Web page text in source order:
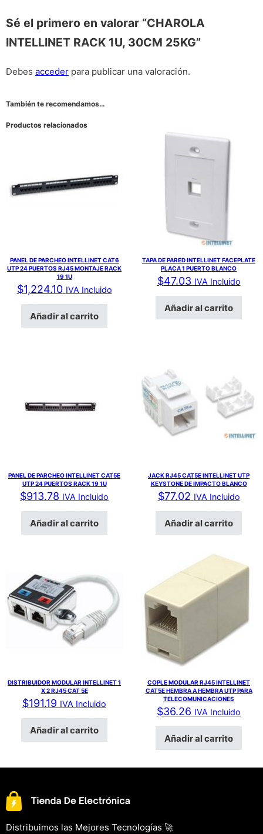
Sé el primero en valorar “CHAROLA
INTELLINET RACK 1U, 30CM 25KG”
Debes acceder para publicar una valoración.
También te recomendamos…
Productos relacionados
PANEL DE PARCHEO INTELLINET CAT6
UTP 24 PUERTOS RJ45 MONTAJE RACK
19 1U
$1,224.10 IVA Incluido
Añadir al carrito
TAPA DE PARED INTELLINET FACEPLATE
PLACA 1 PUERTO BLANCO
$47.03 IVA Incluido
Añadir al carrito
PANEL DE PARCHEO INTELLINET CAT5E
UTP 24 PUERTOS RACK 19 1U
$913.78 IVA Incluido
Añadir al carrito
JACK RJ45 CAT5E INTELLINET UTP
KEYSTONE DE IMPACTO BLANCO
$77.02 IVA Incluido
Añadir al carrito
DISTRIBUIDOR MODULAR INTELLINET 1
X 2 RJ45 CAT 5E
$191.19 IVA Incluido
Añadir al carrito
COPLE MODULAR RJ45 INTELLINET
CAT5E HEMBRA A HEMBRA UTP PARA
TELECOMUNICACIONES
$36.26 IVA Incluido
Añadir al carrito
Distribuimos las Mejores Tecnologías 🚀